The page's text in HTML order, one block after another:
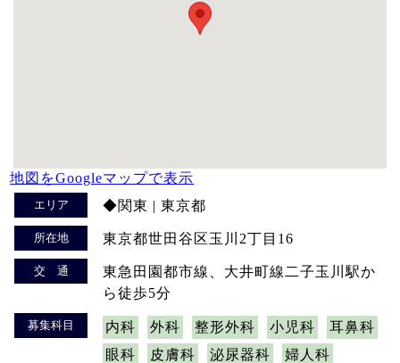
地図をGoogleマップで表示
エリア ◆関東 | 東京都
所在地 東京都世田谷区玉川2丁目16
交 通
東急田園都市線、大井町線二子玉川駅か
ら徒歩5分
募集科目 内科 外科 整形外科 小児科
耳鼻科
眼科
皮膚科 泌尿器科
婦人科